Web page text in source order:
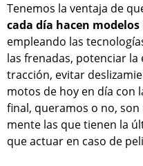
Tenemos la ventaja de
cada día hacen
empleando las
las frenadas, potenciar
tracción, evitar
motos de hoy en día con
final, queramos o no,
mente las que tienen la
que actuar en caso de